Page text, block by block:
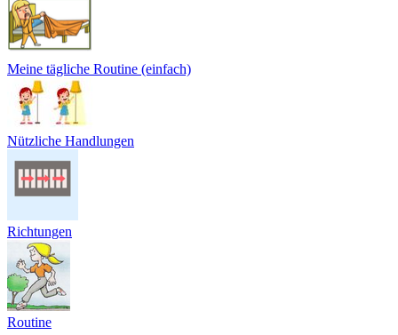
Meine tägliche Routine (einfach)
Nützliche Handlungen
Richtungen
Routine